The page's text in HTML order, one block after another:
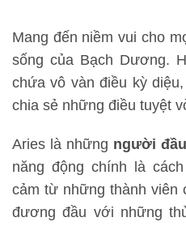
Mang đến niềm vui cho
sống của Bạch Dương.
chứa vô vàn điều kỳ
chia sẻ những điều tuyệt
Aries là những người
năng động chính là
cảm từ những thành viên
đương đầu với những